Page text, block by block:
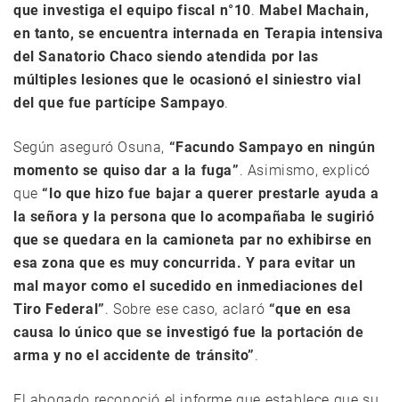
que investiga el equipo fiscal n°10. Mabel Machain,
en tanto, se encuentra internada en Terapia intensiva
del Sanatorio Chaco siendo atendida por las
múltiples lesiones que le ocasionó el siniestro vial
del que fue partícipe Sampayo.
Según aseguró Osuna, “Facundo Sampayo en ningún
momento se quiso dar a la fuga”. Asimismo, explicó
que“lo que hizo fue bajar a querer prestarle ayuda a
la señora y la persona que lo acompañaba le sugirió
que se quedara en la camioneta par no exhibirse en
esa zona que es muy concurrida. Y para evitar un
mal mayor como el sucedido en inmediaciones del
Tiro Federal”. Sobre ese caso, aclaró “que en esa
causa lo único que se investigó fue la portación de
arma y no el accidente de tránsito”.